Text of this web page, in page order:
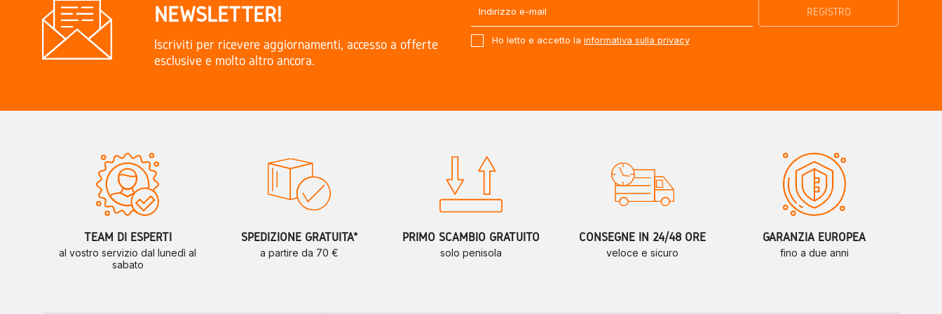
NEWSLETTER!
Iscriviti per ricevere aggiornamenti, accesso a offerte
esclusive e molto altro ancora.
Ho letto e accetto la informativa sulla privacy
TEAM DI ESPERTI
al vostro servizio dal lunedì al
sabato
SPEDIZIONE GRATUITA*
a partire da 70 €
PRIMO SCAMBIO GRATUITO
solo penisola
CONSEGNE IN 24/48 ORE
veloce e sicuro
GARANZIA EUROPEA
fino a due anni